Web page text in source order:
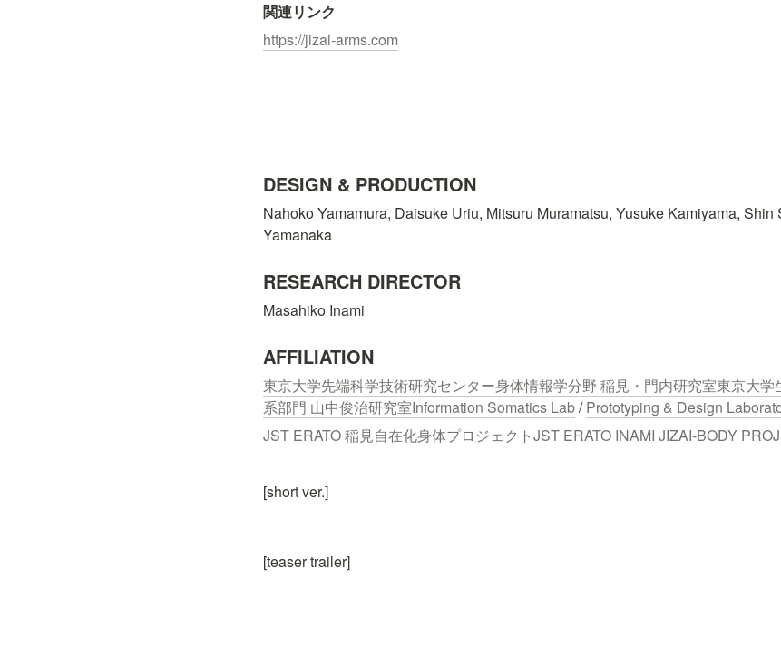
関連リンク
https://jizai-arms.com
DESIGN & PRODUCTION
Nahoko Yamamura, Daisuke Uriu, Mitsuru Muramatsu, Yusuke Kamiyama, Shin
Yamanaka
RESEARCH DIRECTOR
Masahiko Inami
AFFILIATION
東京大学先端科学技術研究センター身体情報学分野 稲見・門内研究室東京大学
系部門 山中俊治研究室Information Somatics Lab / Prototyping & Design
JST ERATO 稲見自在化身体プロジェクトJST ERATO INAMI JIZAI-BODY
[short ver.]
[teaser trailer]